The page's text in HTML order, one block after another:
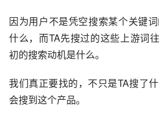
因为用户不是凭空搜索某个关键
什么，而TA先搜过的这些上游词
初的搜索动机是什么。
我们真正要找的，不只是TA搜了
会搜到这个产品。